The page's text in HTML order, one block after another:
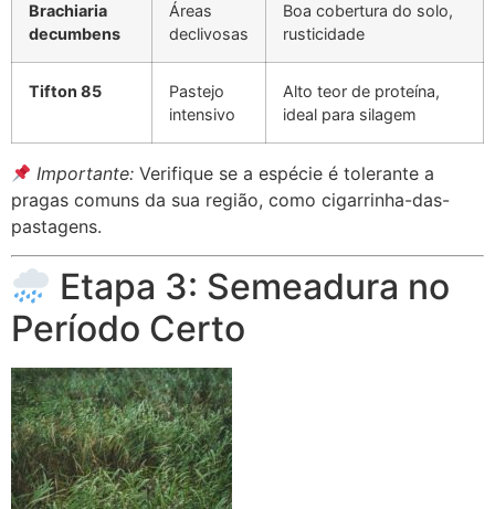
Brachiaria
decumbens
Áreas
declivosas
Boa cobertura do solo,
rusticidade
Tifton 85
Pastejo
intensivo
Alto teor de proteína,
ideal para silagem
Importante: Verifique se a espécie é tolerante a
pragas comuns da sua região, como cigarrinha-das-
pastagens.
Etapa 3: Semeadura no
Período Certo